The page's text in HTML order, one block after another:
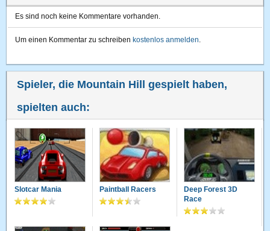
Es sind noch keine Kommentare vorhanden.
Um einen Kommentar zu schreiben kostenlos anmelden.
Spieler, die Mountain Hill gespielt haben,
spielten auch:
Slotcar Mania Paintball Racers
Deep Forest 3D
Race